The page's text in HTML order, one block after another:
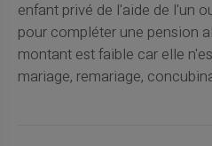
enfant privé de l'aide de l'un
pour compléter une pension
montant est faible car elle
mariage, remariage,